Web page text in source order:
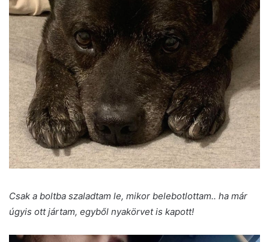
Csak a boltba szaladtam le, mikor belebotlottam.. ha már
úgyis ott jártam, egyből nyakörvet is kapott!